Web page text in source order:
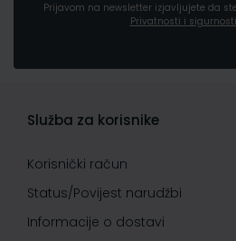
Prijavom na newsletter izjavljujete da
Privatnosti i
Služba za korisnike
Korisnički račun
Status/Povijest narudžbi
Informacije o dostavi